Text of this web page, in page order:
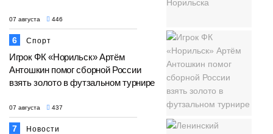
07 августа 446
6 Спорт
Игрок ФК «Норильск» Артём
Антошкин помог сборной России
взять золото в футзальном турнире
07 августа 437
7 Новости